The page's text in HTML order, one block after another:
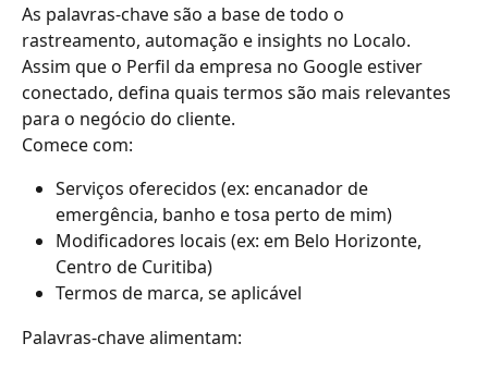
As palavras-chave são a base de todo o
rastreamento, automação e insights no Localo.
Assim que o Perfil da empresa no Google estiver
conectado, defina quais termos são mais relevantes
para o negócio do cliente.
Comece com:
Serviços oferecidos (ex: encanador de
emergência, banho e tosa perto de mim)
Modificadores locais (ex: em Belo Horizonte,
Centro de Curitiba)
Termos de marca, se aplicável
Palavras-chave alimentam: